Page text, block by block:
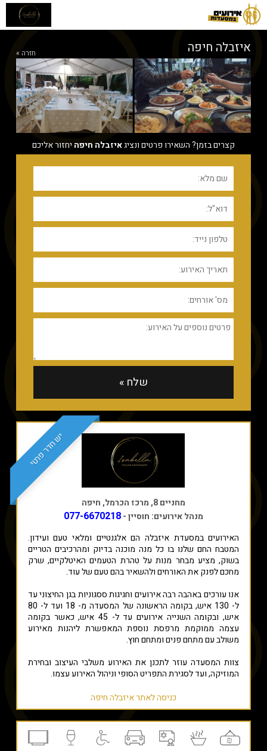
חזרה » איזבלה חיפה
קצרים בזמן? השאירו פרטים ונציגאיזבלה חיפהיחזור אליכם
יש חדר פרטי
מחניים 8, מרכז הכרמל, חיפה
מנהל אירועים: חוסיין -077-6670218
האירועים במסעדת איזבלה הם אלגנטיים ומלאי טעם ועידון.
המטבח החם שלנו בו כל מנה מוכנה בדיוק ומהרכיבים הטריים
בשוק, מציע מבחר מנות על טהרת הטעמים האיטלקיים, שרק
מחכם לפנק את האורחים ולהשאיר בהם טעם של עוד.
אנו עורכים באהבה רבה אירועים וחגיגות ססגוניות בגן החיצוני עד
ל- 130 איש, בקומה הראשונה של המסעדה מ- 18 ועד ל- 80
איש, ובקומה השנייה אירועים עד ל- 45 איש, כאשר בקומה
עצמה ממוקמת מרפסת נוספת המאפשרת ליהנות מאירוע
משולב עם מתחם פנים ומתחם חוץ.
צוות המסעדה עוזר לתכנן את האירוע משלבי העיצוב ובחירת
המוזיקה, ועד לסגירת התפריט הסופי וניהול האירוע עצמו.
כניסה לאתר איזבלה חיפה